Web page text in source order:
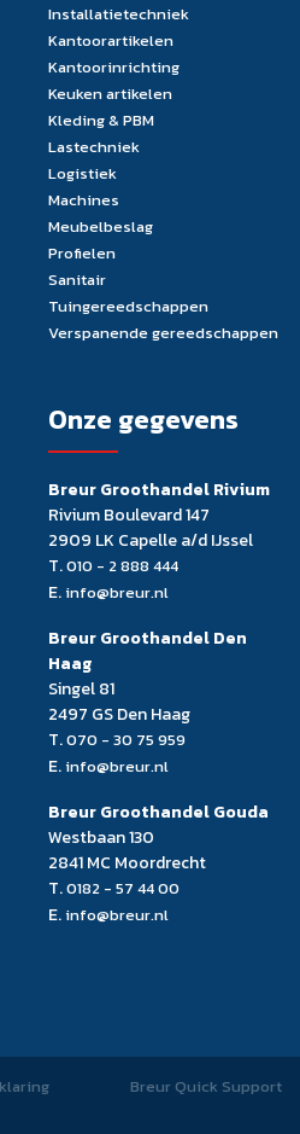
Installatietechniek
Kantoorartikelen
Kantoorinrichting
Keuken artikelen
Kleding & PBM
Lastechniek
Logistiek
Machines
Meubelbeslag
Profielen
Sanitair
Tuingereedschappen
Verspanende gereedschappen
Onze gegevens
Breur Groothandel Rivium
Rivium Boulevard 147
2909 LK Capelle a/d IJssel
T.010 - 2 888 444
E. info@breur.nl
Breur Groothandel Den
Haag
Singel 81
2497 GS Den Haag
T.070 - 30 75 959
E. info@breur.nl
Breur Groothandel Gouda
Westbaan 130
2841 MC Moordrecht
T.0182 - 57 44 00
E. info@breur.nl
Breur Quick Support